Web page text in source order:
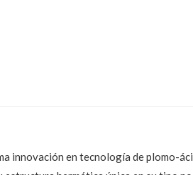
innovación en tecnología de plomo-